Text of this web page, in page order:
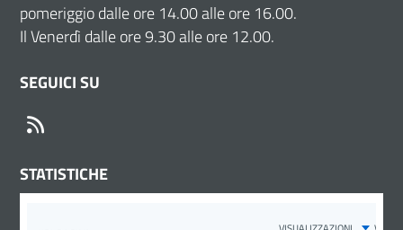
pomeriggio dalle ore 14.00 alle ore 16.00.
Il Venerdì dalle ore 9.30 alle ore 12.00.
SEGUICI SU
STATISTICHE